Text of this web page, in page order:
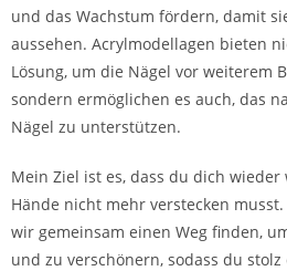
und das Wachstum fördern, damit
aussehen. Acrylmodellagen bieten
Lösung, um die Nägel vor weiterem
sondern ermöglichen es auch, das
Nägel zu unterstützen.
Mein Ziel ist es, dass du dich
Hände nicht mehr verstecken
wir gemeinsam einen Weg finden,
und zu verschönern, sodass du